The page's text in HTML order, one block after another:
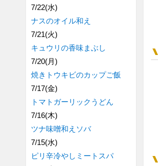
7/22(水)
ナスのオイル和え
7/21(火)
キュウリの香味まぶし
7/20(月)
焼きトウキビのカップご飯
7/17(金)
トマトガーリックうどん
7/16(木)
ツナ味噌和えソバ
7/15(水)
ピリ辛冷やしミートスパ